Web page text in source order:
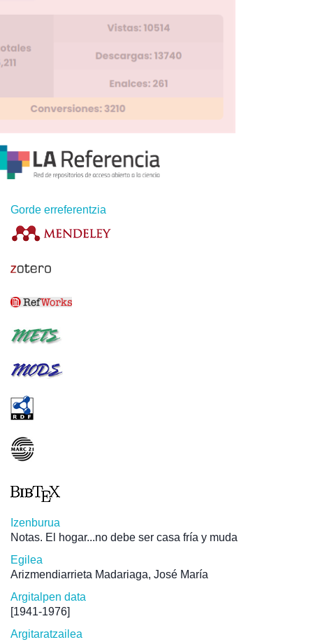
Gorde erreferentzia
Izenburua
Notas. El hogar...no debe ser casa fría y muda
Egilea
Arizmendiarrieta Madariaga, José María
Argitalpen data
[1941-1976]
Argitaratzailea